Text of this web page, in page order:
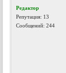
Редактор
Репутация: 13
Сообщений: 244